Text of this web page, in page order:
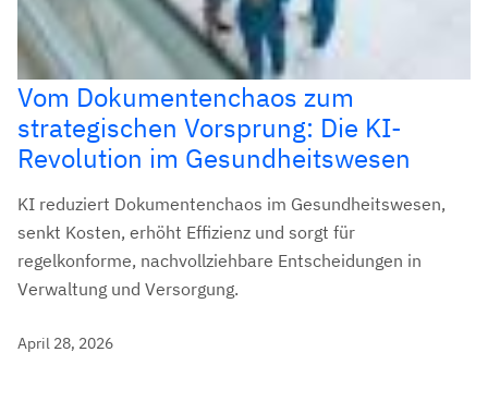
Vom Dokumentenchaos zum
strategischen Vorsprung: Die KI-
Revolution im Gesundheitswesen
KI reduziert Dokumentenchaos im Gesundheitswesen,
senkt Kosten, erhöht Effizienz und sorgt für
regelkonforme, nachvollziehbare Entscheidungen in
Verwaltung und Versorgung.
April 28, 2026